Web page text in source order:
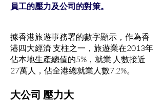
員工的壓力及公司的對策。
據香港旅遊事務署的數字顯示，作為香
港四大經濟 支柱之一，旅遊業在2013年
佔本地生產總值的5%，就業 人數接近
27萬人，佔全港總就業人數7.2%。
大公司 壓力大